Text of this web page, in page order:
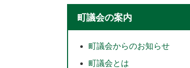
町議会の案内
町議会からのお知らせ
町議会とは